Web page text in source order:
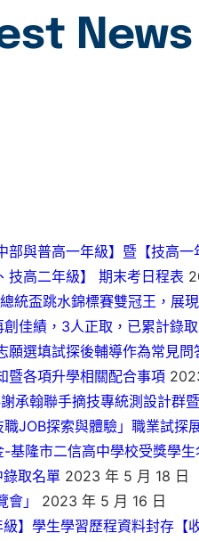
News
部與普高一年級】暨【技高
技高二年級】 期末考日程表
統盃跳水錦標賽雙冠王，展
佳績，3人正取，已累計錄
願選填試探後輔導作為常見問
暨各項升學相關配合事項
承翰聯手摘技專統測設計群
JOB探索與體驗」職業試探
基隆市二信高中學校受獎學
取名單 2023 年 5 月 18 日
」
2023 年 5 月 16 日
】學生學習歷程資料封存【